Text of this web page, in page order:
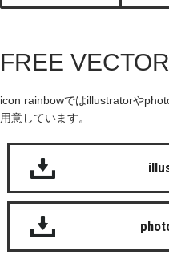
FREE
icon rainbowではillustratorや
用意しています。